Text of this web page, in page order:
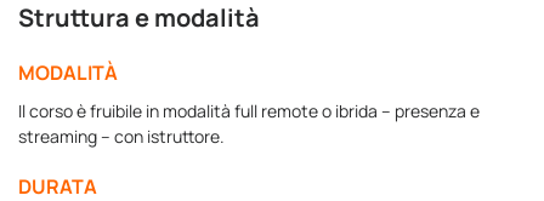
Struttura e modalità
MODALITÀ
Il corso è fruibile in modalità full remote o ibrida – presenza e
streaming – con istruttore.
DURATA